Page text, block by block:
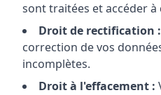
sont traitées et accéder à
Droit de rectification :
correction de vos
incomplètes.
Droit à l'effacement :